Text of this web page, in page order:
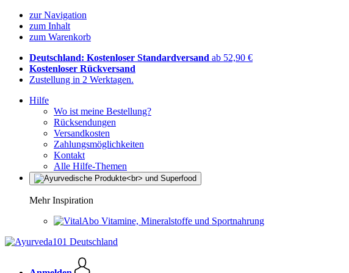
zur Navigation
zum Inhalt
zum Warenkorb
Deutschland: Kostenloser Standardversand ab 52,90 €
Kostenloser Rückversand
Zustellung in 2 Werktagen.
Hilfe
Wo ist meine Bestellung?
Rücksendungen
Versandkosten
Zahlungsmöglichkeiten
Kontakt
Alle Hilfe-Themen
Mehr Inspiration
Vitamine, Mineralstoffe und Sportnahrung